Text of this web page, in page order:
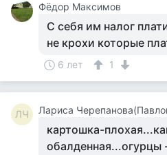
Фёдор Максимов
С себя им налог
не крохи которые
6 лет 1
ЛЧ
картошка-
обалденная...огурцы